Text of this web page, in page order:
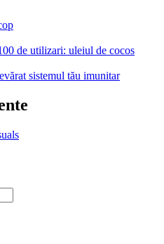
de utilizari: uleiul de cocos
sistemul tău imunitar